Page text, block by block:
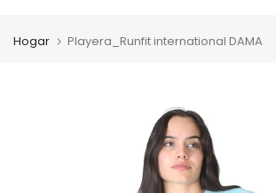
Hogar Playera_Runfit international DAMA